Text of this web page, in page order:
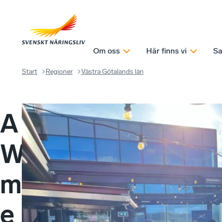
Om oss Här finns vi
Start Regioner Västra Götalands län
A
W
m
e